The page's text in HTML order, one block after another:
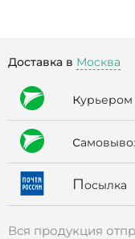
Доставка в Москва
к
с
Посылка
Вся продукция